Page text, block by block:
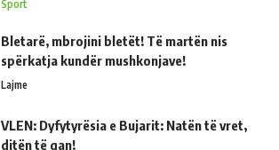
Sport
Bletarë, mbrojini bletët! Të martën nis
spërkatja kundër mushkonjave!
Lajme
VLEN: Dyfytyrësia e Bujarit: Natën të vret,
ditën të qan!